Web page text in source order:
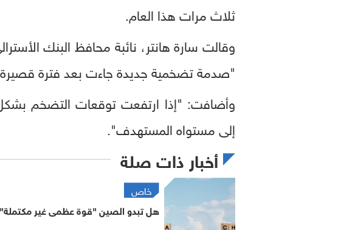
ثلاث مرات هذا العام.
وقالت سارة هانتر، نائبة محافظ البنك
"صدمة تضخمية جديدة جاءت بعد فترة
وأضافت: "إذا ارتفعت توقعات التضخم
إلى مستواه المستهدف".
أخبار ذات صلة
خاص
هل تبدو الصين "قوة عظمى غير